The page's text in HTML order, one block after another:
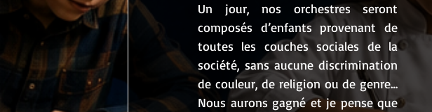
Un jour, nos orchestres seront
composés d’enfants provenant de
toutes les couches sociales de la
société, sans aucune discrimination
de couleur, de religion ou de genre…
Nous aurons gagné et je pense que